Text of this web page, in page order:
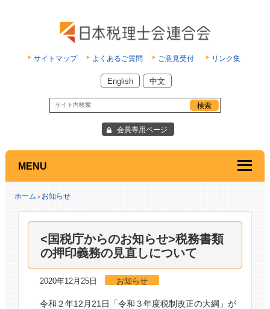
サイトマップ よくあるご質問 ご意見受付 リンク集
English 中文
会員専用ページ
MENU
ホーム > お知らせ
<国税庁からのお知らせ>税務書類
の押印義務の見直しについて
2020年12月25日 お知らせ
令和２年12月21日「令和３年度税制改正の大綱」が